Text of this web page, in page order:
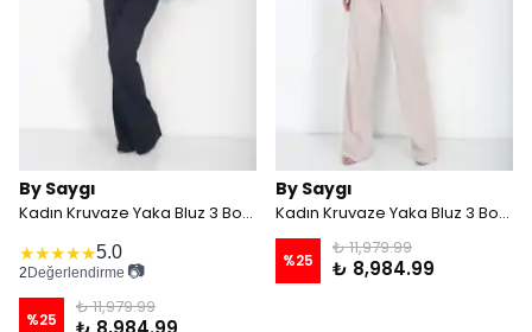
By Saygı
Kadın Kruvaze Yaka Bluz 3 Boyut Çiçekli Şifon Pileli Kollu Astarlı Ceket Bol Paça Pantolon Saten Detaylı Büyük beden 3'lü Takım - Siyah
★★★★★5.0
2 Değerlendirme 📷
%25
₺ 11,979.99
By Saygı
Kadın Kruvaze Yaka Bluz 3 Boyut Çiçekli Şifon Pileli Kollu Astarlı Ceket Bol Paça Pantolon Saten Detaylı Büyük beden 3'lü Takım - Bej
%25
₺ 11,979.99
₺ 8,984.99